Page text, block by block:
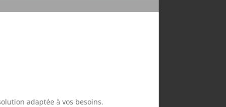
adaptée à vos besoins.